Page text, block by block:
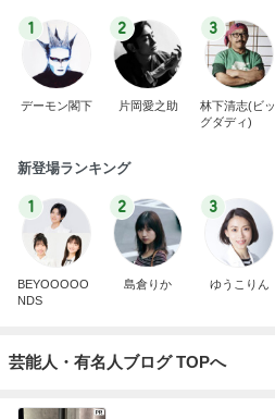
1
デーモン閣下
2
片岡愛之助
3
林下清志(ビッ
グダディ)
新登場ランキング
1
BEYOOOOO
NDS
2
島倉りか
3
ゆうこりん
芸能人・有名人ブログ TOPへ